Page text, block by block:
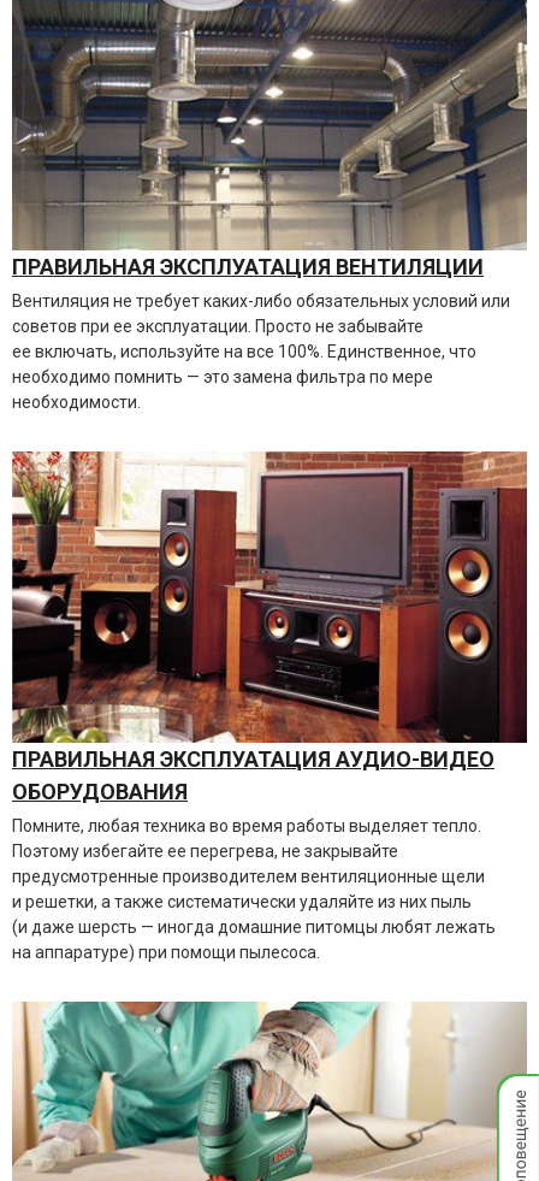
ПРАВИЛЬНАЯ ЭКСПЛУАТАЦИЯ ВЕНТИЛЯЦИИ
Вентиляция не требуеткаких-либо обязательных условий или
советов при ее эксплуатации. Просто не забывайте
ее включать, используйте на все 100%. Единственное, что
необходимо помнить — это замена фильтра по мере
необходимости.
ПРАВИЛЬНАЯ ЭКСПЛУАТАЦИЯ АУДИО-ВИДЕО
ОБОРУДОВАНИЯ
Помните, любая техника во время работы выделяет тепло.
Поэтому избегайте ее перегрева, не закрывайте
предусмотренные производителем вентиляционные щели
и решетки, а также систематически удаляйте из них пыль
(и даже шерсть — иногда домашние питомцы любят лежать
на аппаратуре) при помощи пылесоса.